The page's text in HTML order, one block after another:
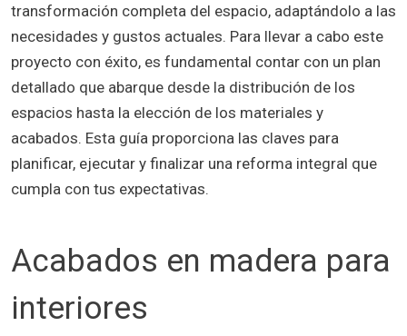
transformación completa del espacio, adaptándolo a las
necesidades y gustos actuales. Para llevar a cabo este
proyecto con éxito, es fundamental contar con un plan
detallado que abarque desde la distribución de los
espacios hasta la elección de los materiales y
acabados. Esta guía proporciona las claves para
planificar, ejecutar y finalizar una reforma integral que
cumpla con tus expectativas.
Acabados en madera para
interiores